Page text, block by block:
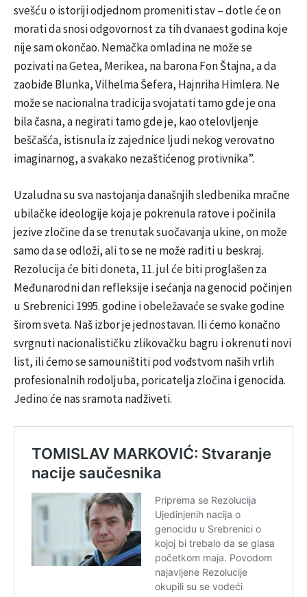
svešću o istoriji odjednom promeniti stav – dotle će on
morati da snosi odgovornost za tih dvanaest godina koje
nije sam okončao. Nemačka omladina ne može se
pozivati na Getea, Merikea, na barona Fon Štajna, a da
zaobiđe Blunka, Vilhelma Šefera, Hajnriha Himlera. Ne
može se nacionalna tradicija svojatati tamo gde je ona
bila časna, a negirati tamo gde je, kao otelovljenje
beščašća, istisnula iz zajednice ljudi nekog verovatno
imaginarnog, a svakako nezaštićenog protivnika”.
Uzaludna su sva nastojanja današnjih sledbenika mračne
ubilačke ideologije koja je pokrenula ratove i počinila
jezive zločine da se trenutak suočavanja ukine, on može
samo da se odloži, ali to se ne može raditi u beskraj.
Rezolucija će biti doneta, 11. jul će biti proglašen za
Međunarodni dan refleksije i sećanja na genocid počinjen
u Srebrenici 1995. godine i obeležavaće se svake godine
širom sveta. Naš izbor je jednostavan. Ili ćemo konačno
svrgnuti nacionalističku zlikovačku bagru i okrenuti novi
list, ili ćemo se samouništiti pod vođstvom naših vrlih
profesionalnih rodoljuba, poricatelja zločina i genocida.
Jedino će nas sramota nadživeti.